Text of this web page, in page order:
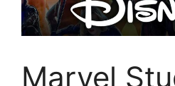
Marvel